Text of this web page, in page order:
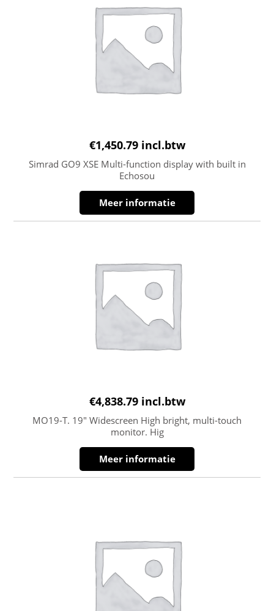
€1,450.79 incl.btw
Simrad GO9 XSE Multi-function display with built in
Echosou
Meer informatie
€4,838.79 incl.btw
MO19-T. 19″ Widescreen High bright, multi-touch
monitor. Hig
Meer informatie